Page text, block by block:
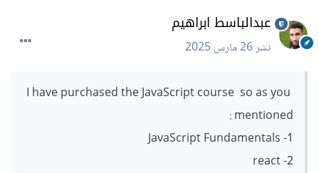
عبدالباسط ابراهيم
نشر26 مارس 2025
I have purchased the JavaScript course so as you
mentioned :
1- JavaScript Fundamentals
2- react